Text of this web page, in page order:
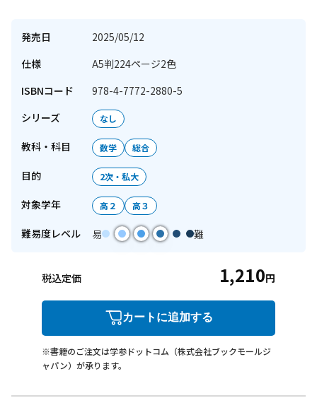
発売日
2025/05/12
仕様
A5判224ページ2色
ISBNコード
978-4-7772-2880-5
シリーズ
なし
教科・科目 数学 総合
目的 2次・私大
対象学年 高２ 高３
難易度レベル 易 難
税込定価 1,210円
カートに追加する
※書籍のご注文は学参ドットコム（株式会社ブックモールジ
ャパン）が承ります。